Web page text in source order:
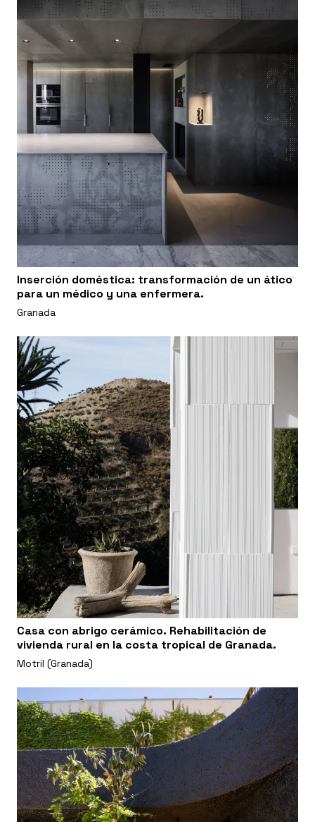
Inserción doméstica: transformación de un ático
para un médico y una enfermera.
Granada
Casa con abrigo cerámico. Rehabilitación de
vivienda rural en la costa tropical de Granada.
Motril (Granada)